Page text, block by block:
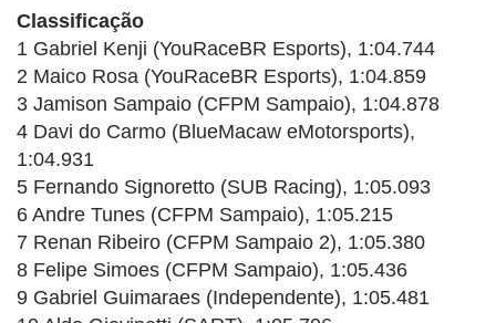
Classificação
1 Gabriel Kenji (YouRaceBR Esports), 1:04.744
2 Maico Rosa (YouRaceBR Esports), 1:04.859
3 Jamison Sampaio (CFPM Sampaio), 1:04.878
4 Davi do Carmo (BlueMacaw eMotorsports),
1:04.931
5 Fernando Signoretto (SUB Racing), 1:05.093
6 Andre Tunes (CFPM Sampaio), 1:05.215
7 Renan Ribeiro (CFPM Sampaio 2), 1:05.380
8 Felipe Simoes (CFPM Sampaio), 1:05.436
9 Gabriel Guimaraes (Independente), 1:05.481